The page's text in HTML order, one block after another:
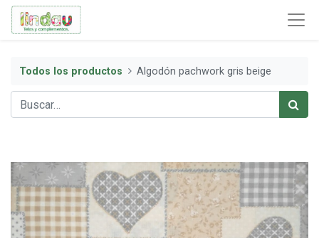
Todos los productos Algodón pachwork gris beige